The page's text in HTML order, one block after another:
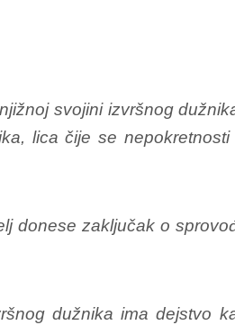
svojini izvršnog
lica čije se
donese zaključak o
dužnika ima dejstvo